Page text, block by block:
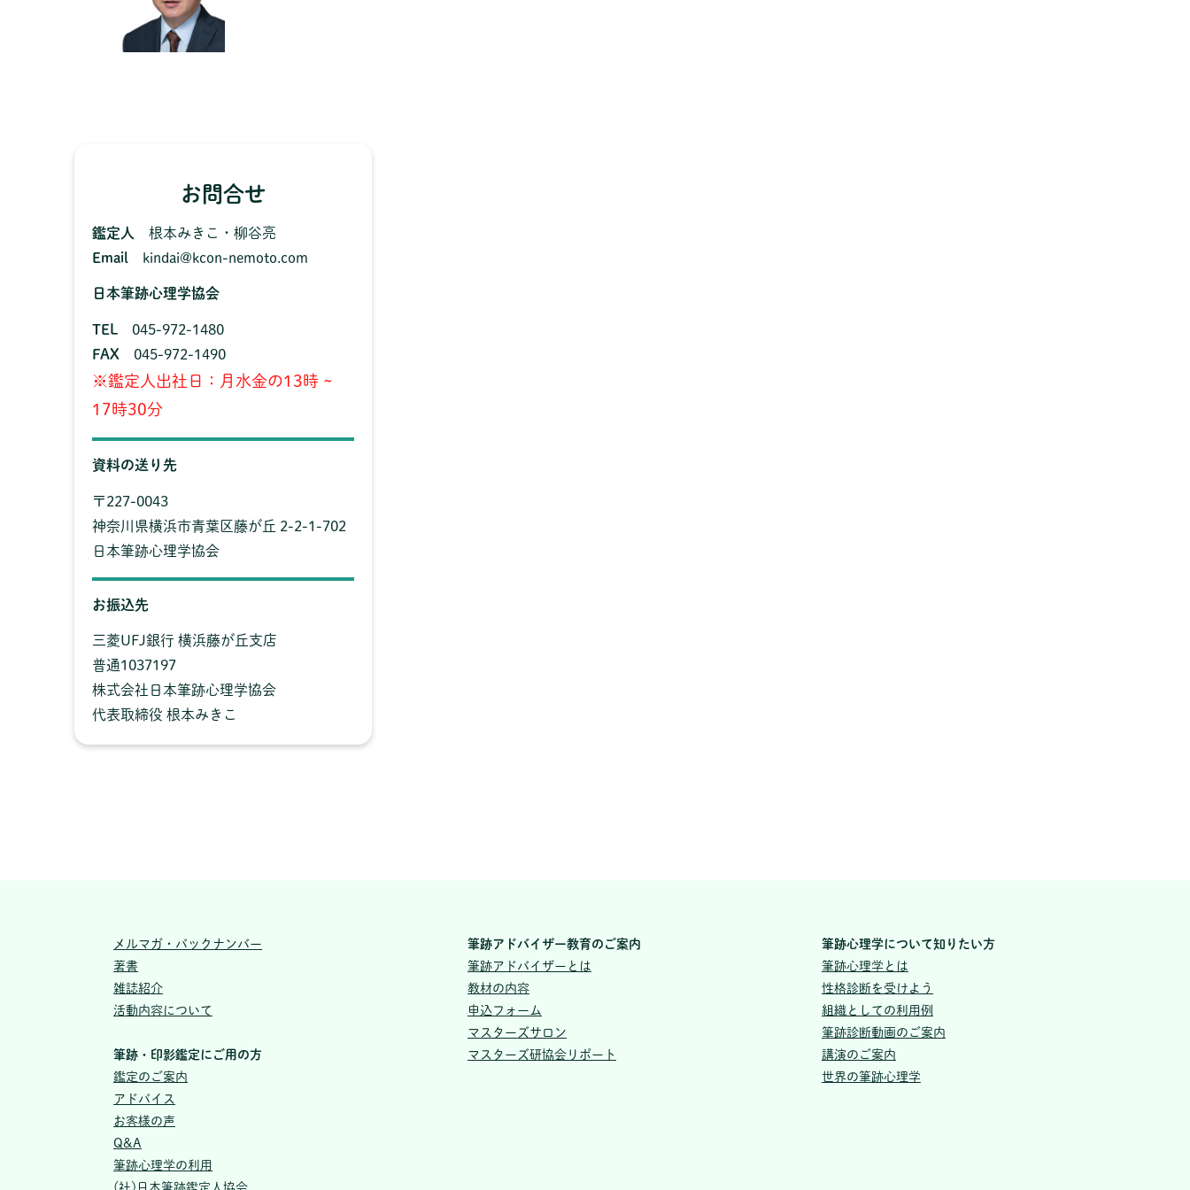
お問合せ
鑑定人
根本みきこ・柳谷亮
Email
kindai@kcon-nemoto.com
日本筆跡心理学協会
TEL
045-972-1480
FAX
045-972-1490
※鑑定人出社日：月水金の13時 ~
17時30分
資料の送り先
〒227-0043
神奈川県横浜市青葉区藤が丘 2-2-1-702
日本筆跡心理学協会
お振込先
三菱UFJ銀行 横浜藤が丘支店
普通1037197
株式会社日本筆跡心理学協会
代表取締役 根本みきこ
メルマガ・バックナンバー
著書
雑誌紹介
活動内容について
筆跡・印影鑑定にご用の方
鑑定のご案内
アドバイス
お客様の声
Q&A
筆跡心理学の利用
(社)日本筆跡鑑定人協会
筆跡アドバイザー教育のご案内
筆跡アドバイザーとは
教材の内容
申込フォーム
マスターズサロン
マスターズ研協会リポート
筆跡心理学について知りたい方
筆跡心理学とは
性格診断を受けよう
組織としての利用例
筆跡診断動画のご案内
講演のご案内
世界の筆跡心理学